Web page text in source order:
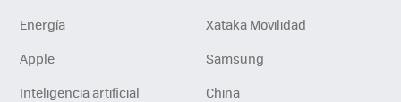
Energía
Xataka Movilidad
Apple
Samsung
Inteligencia artificial
China